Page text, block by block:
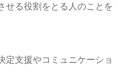
せる役割をとる人のことを
支援やコミュニケーショ